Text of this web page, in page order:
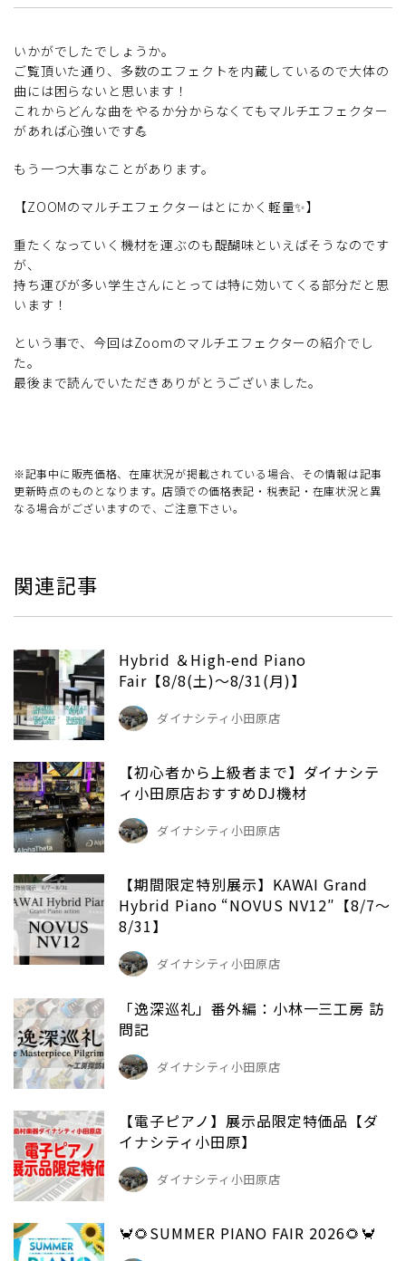
いかがでしたでしょうか。
ご覧頂いた通り、多数のエフェクトを内蔵しているので大体の
曲には困らないと思います！
これからどんな曲をやるか分からなくてもマルチエフェクター
があれば心強いです💪
もう一つ大事なことがあります。
【ZOOMのマルチエフェクターはとにかく軽量✨】
重たくなっていく機材を運ぶのも醍醐味といえばそうなのです
が、
持ち運びが多い学生さんにとっては特に効いてくる部分だと思
います！
という事で、今回はZoomのマルチエフェクターの紹介でし
た。
最後まで読んでいただきありがとうございました。
※記事中に販売価格、在庫状況が掲載されている場合、その情報は記事
更新時点のものとなります。店頭での価格表記・税表記・在庫状況と異
なる場合がございますので、ご注意下さい。
関連記事
Hybrid ＆High-end Piano
Fair【8/8(土)～8/31(月)】
ダイナシティ小田原店
【初心者から上級者まで】ダイナシテ
ィ小田原店おすすめDJ機材
ダイナシティ小田原店
【期間限定特別展示】KAWAI Grand
Hybrid Piano “NOVUS NV12″【8/7～
8/31】
ダイナシティ小田原店
「逸深巡礼」番外編：小林一三工房 訪
問記
ダイナシティ小田原店
【電子ピアノ】展示品限定特価品【ダ
イナシティ小田原】
ダイナシティ小田原店
🦀🌻SUMMER PIANO FAIR 2026🌻🦀